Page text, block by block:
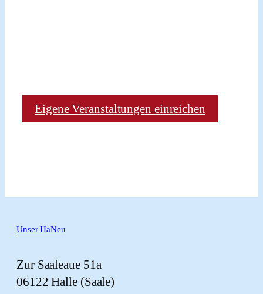
Eigene Veranstaltungen einreichen
Unser HaNeu
Zur Saaleaue 51a
06122 Halle (Saale)